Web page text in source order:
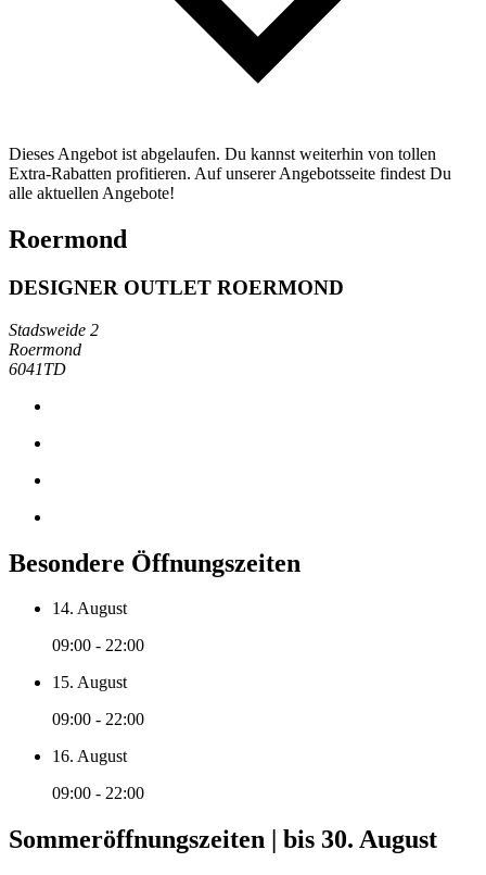
Dieses Angebot ist abgelaufen. Du kannst weiterhin von tollen
Extra-Rabatten profitieren. Auf unserer Angebotsseite findest Du
alle aktuellen Angebote!
Roermond
DESIGNER OUTLET ROERMOND
Stadsweide 2
Roermond
6041TD
Besondere Öffnungszeiten
14. August
09:00 - 22:00
15. August
09:00 - 22:00
16. August
09:00 - 22:00
Sommeröffnungszeiten | bis 30. August